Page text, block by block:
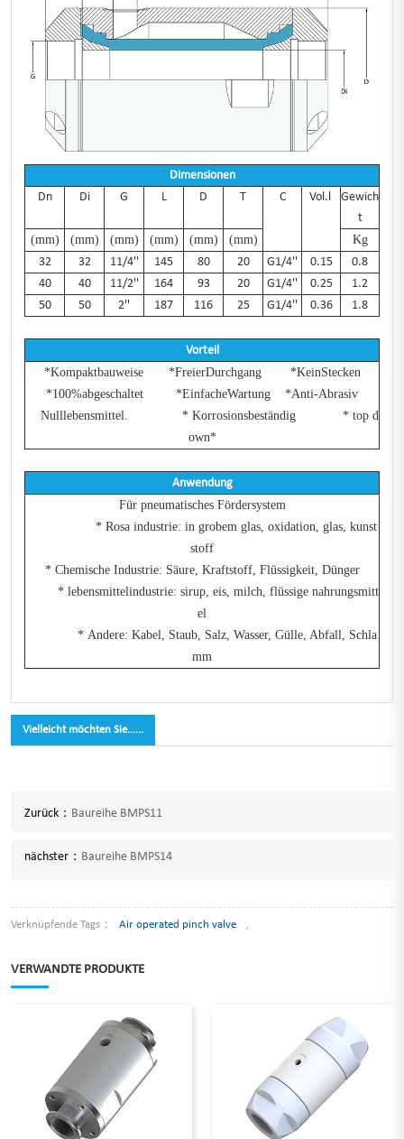
Dimensionen
Dn
Di G L D T C Vol.l
Gewich
t
(mm)
(mm) (mm) (mm) (mm) (mm)
Kg
32
32 11/4'' 145 80 20 G1/4'' 0.15
0.8
40
40 11/2'' 164 93 20 G1/4'' 0.25
1.2
50
50 2'' 187 116 25 G1/4'' 0.36 1.8
Vorteil
*Kompaktbauweise *FreierDurchgang *KeinStecken
*100%abgeschaltet *EinfacheWartung *Anti-Abrasiv
Nulllebensmittel. * Korrosionsbeständig * top d
own*
Anwendung
Für pneumatisches Fördersystem
* Rosa industrie: in grobem glas, oxidation, glas, kunst
stoff
* Chemische Industrie: Säure, Kraftstoff, Flüssigkeit, Dünger
* lebensmittelindustrie: sirup, eis, milch, flüssige nahrungsmitt
el
* Andere: Kabel, Staub, Salz, Wasser, Gülle, Abfall, Schla
mm
Vielleicht möchten Sie......
Zurück： Baureihe BMPS11
nächster： Baureihe BMPS14
Verknüpfende Tags： Air operated pinch valve ,
VERWANDTE PRODUKTE